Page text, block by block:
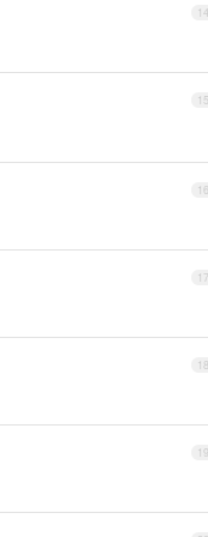
14
15
16
17
18
19